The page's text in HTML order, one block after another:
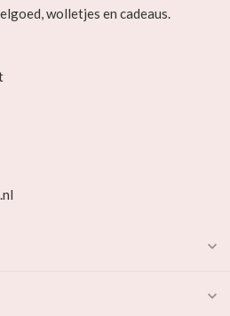
wolletjes en cadeaus.